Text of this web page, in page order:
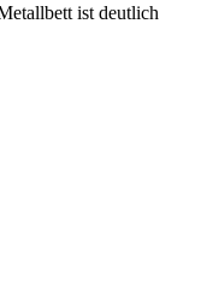
ist deutlich